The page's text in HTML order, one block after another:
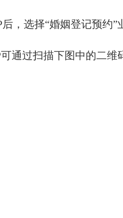
后，选择“婚姻登记预约
可通过扫描下图中的二维